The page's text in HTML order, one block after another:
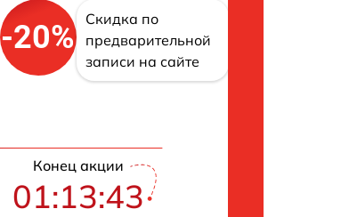
-20%
Скидка по
предварительной
записи на сайте
Конец акции
01:13:42